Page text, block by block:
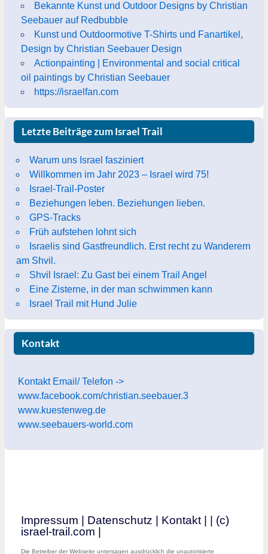
Bekannte Kunst und Outdoor Designs by Christian
Seebauer auf Redbubble
Kunst und Outdoormotive T-Shirts und Fanartikel,
Design by Christian Seebauer Design
Actionpainting | Environmental and social critical
oil paintings by Christian Seebauer
https://israelfan.com
Letzte Beiträge zum Israel Trail
Warum uns Israel fasziniert
Willkommen im Jahr 2023 – Israel wird 75!
Israel-Trail-Poster
Beziehungen leben. Beziehungen lieben.
GPS-Tracks
Früh aufstehen lohnt sich
Israelis sind Gastfreundlich. Erst recht zu Wanderern
am Shvil.
Shvil Israel: Zu Gast bei einem Trail Angel
Eine Zisterne, in der man schwimmen kann
Israel Trail mit Hund Julie
Kontakt
Kontakt Email/ Telefon ->
www.facebook.com/christian.seebauer.3
www.kuestenweg.de
www.seebauers-world.com
Impressum | Datenschutz | Kontakt| | (c)
israel-trail.com |
Die Betreiber der Webseite untersagen ausdrücklich die unautorisierte